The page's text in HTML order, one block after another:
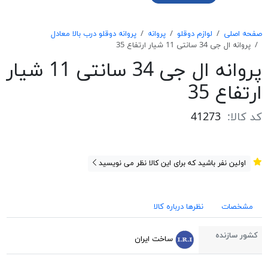
صفحه اصلی لوازم دوقلو پروانه
پروانه دوقلو درب بالا معادل
پروانه ال جی 34 سانتی 11 شيار ارتفاع 35
پروانه ال جی 34 سانتی 11 شيار
ارتفاع 35
کد کالا: 41273
اولین نفر باشید که برای این کالا نظر می نویسید
مشخصات نظرها درباره کالا
کشور سازنده ساخت ایران